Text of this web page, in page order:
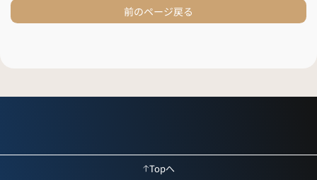
前のページ戻る
Topへ